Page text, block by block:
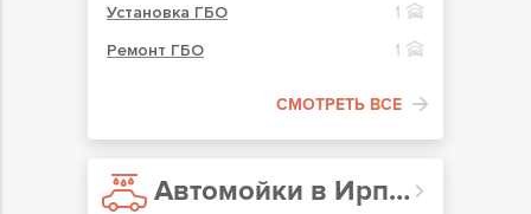
Установка ГБО
1
Ремонт ГБО
1
СМОТРЕТЬ ВСЕ
Автомойки в Ирпене